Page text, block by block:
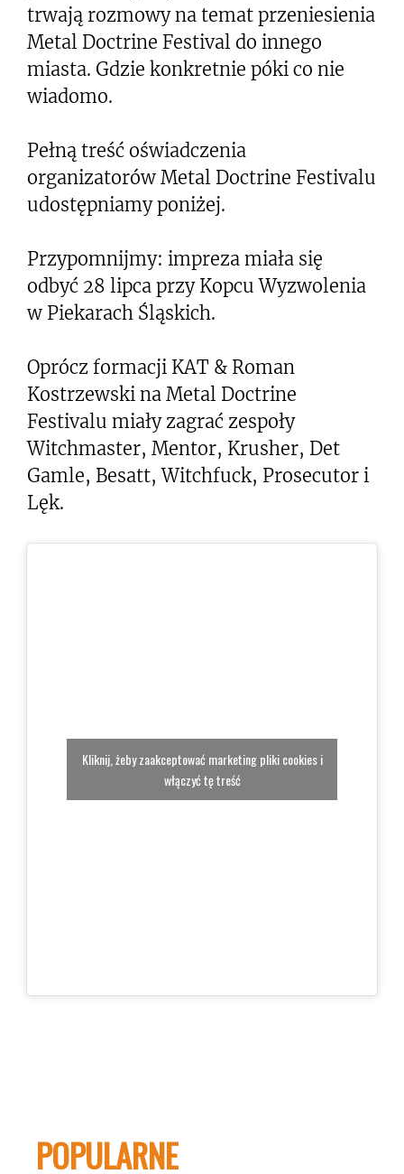
trwają rozmowy na temat przeniesienia
Metal Doctrine Festival do innego
miasta. Gdzie konkretnie póki co nie
wiadomo.
Pełną treść oświadczenia
organizatorów Metal Doctrine Festivalu
udostępniamy poniżej.
Przypomnijmy: impreza miała się
odbyć 28 lipca przy Kopcu Wyzwolenia
w Piekarach Śląskich.
Oprócz formacji KAT & Roman
Kostrzewski na Metal Doctrine
Festivalu miały zagrać zespoły
Witchmaster, Mentor, Krusher, Det
Gamle, Besatt, Witchfuck, Prosecutor i
Lęk.
Kliknij, żeby zaakceptować marketing pliki cookies i
włączyć tę treść
POPULARNE